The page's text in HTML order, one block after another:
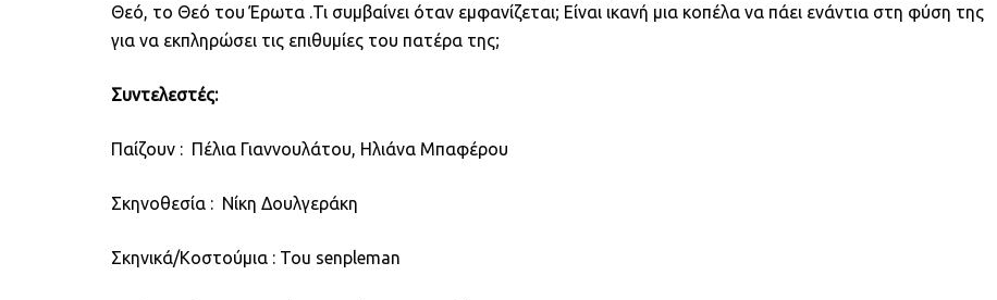
Θεό, το Θεό του Έρωτα .Τι συμβαίνει όταν εμφανίζεται; Είναι ικανή μια κοπέλα να πάει ενάντια στη φύση της
για να εκπληρώσει τις επιθυμίες του πατέρα της;
Συντελεστές:
Παίζουν : Πέλια Γιαννουλάτου, Ηλιάνα Μπαφέρου
Σκηνοθεσία : Νίκη Δουλγεράκη
Σκηνικά/Κοστούμια : Tou senpleman